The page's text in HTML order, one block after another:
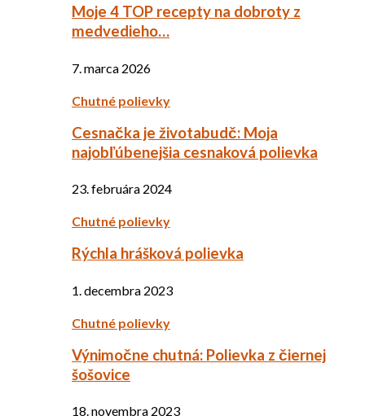
Moje 4 TOP recepty na dobroty z
medvedieho…
7. marca 2026
Chutné polievky
Cesnačka je životabudč: Moja
najobľúbenejšia cesnaková polievka
23. februára 2024
Chutné polievky
Rýchla hrášková polievka
1. decembra 2023
Chutné polievky
Výnimočne chutná: Polievka z čiernej
šošovice
18. novembra 2023